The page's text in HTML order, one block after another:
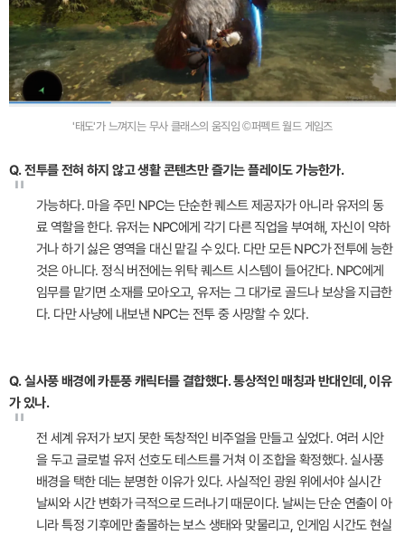
'태도'가 느껴지는 무사 클래스의 움직임 ©퍼펙트 월드 게임즈
Q. 전투를 전혀 하지 않고 생활 콘텐츠만 즐기는 플레이도 가능한가.
"
가능하다. 마을 주민 NPC는 단순한 퀘스트 제공자가 아니라 유저의 동
료 역할을 한다. 유저는 NPC에게 각기 다른 직업을 부여해, 자신이 약하
거나 하기 싫은 영역을 대신 맡길 수 있다. 다만 모든 NPC가 전투에 능한
것은 아니다. 정식 버전에는 위탁 퀘스트 시스템이 들어간다. NPC에게
임무를 맡기면 소재를 모아오고, 유저는 그 대가로 골드나 보상을 지급한
다. 다만 사냥에 내보낸 NPC는 전투 중 사망할 수 있다.
Q. 실사풍 배경에 카툰풍 캐릭터를 결합했다. 통상적인 매칭과 반대인데, 이유
가 있나.
"
전 세계 유저가 보지 못한 독창적인 비주얼을 만들고 싶었다. 여러 시안
을 두고 글로벌 유저 선호도 테스트를 거쳐 이 조합을 확정했다. 실사풍
배경을 택한 데는 분명한 이유가 있다. 사실적인 광원 위에서야 실시간
날씨와 시간 변화가 극적으로 드러나기 때문이다. 날씨는 단순 연출이 아
니라 특정 기후에만 출몰하는 보스 생태와 맞물리고, 인게임 시간도 현실